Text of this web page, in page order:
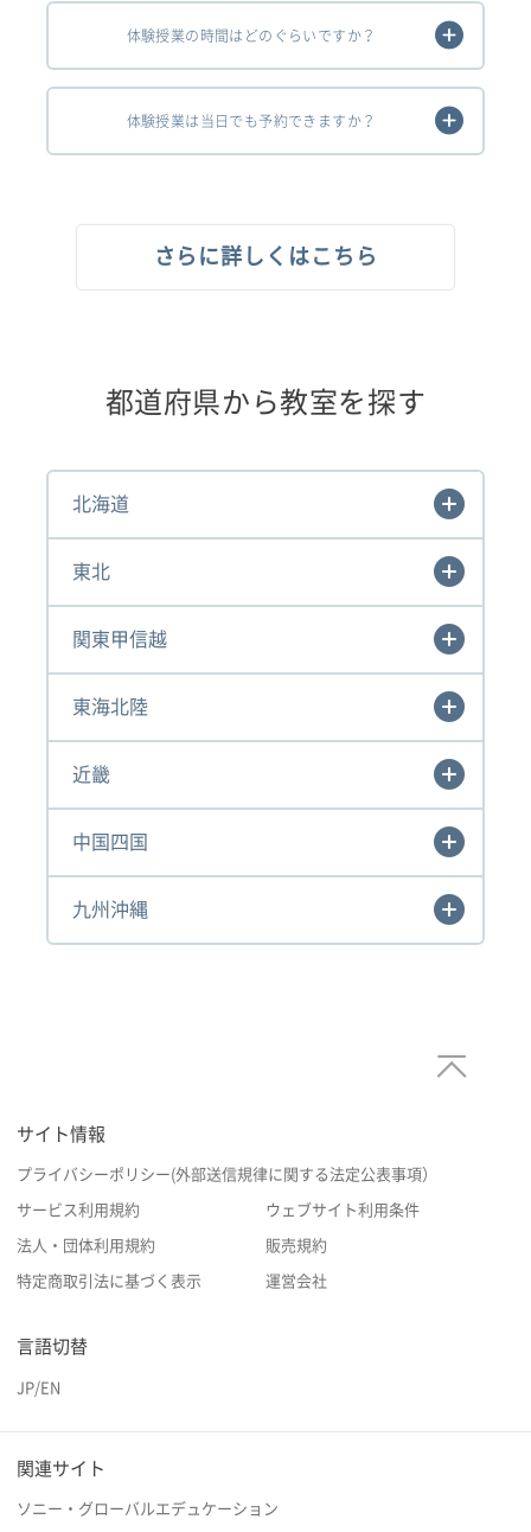
体験授業の時間はどのぐらいですか？
体験授業は当日でも予約できますか？
さらに詳しくはこちら
都道府県から教室を探す
北海道
東北
関東甲信越
東海北陸
近畿
中国四国
九州沖縄
サイト情報
プライバシーポリシー(外部送信規律に関する法定公表事項）
サービス利用規約 ウェブサイト利用条件
法人・団体利用規約 販売規約
特定商取引法に基づく表示 運営会社
言語切替
JP/EN
関連サイト
ソニー・グローバルエデュケーション